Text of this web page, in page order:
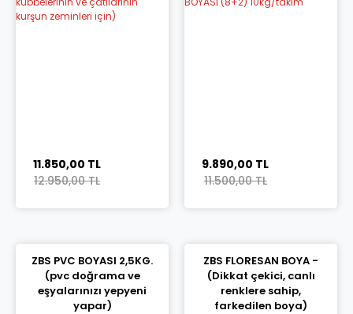
11.850,00 TL
12.950,00 TL
9.890,00 TL
11.500,00 TL
ZBS PVC BOYASI 2,5KG.
(pvc doğrama ve
eşyalarınızı yepyeni
yapar)
ZBS FLORESAN BOYA -
(Dikkat çekici, canlı
renklere sahip,
farkedilen boya)